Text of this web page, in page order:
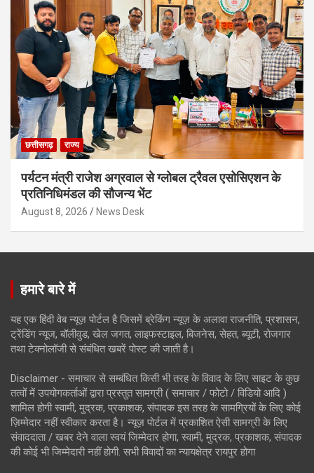
छत्तीसगढ़ राज्य
पर्यटन मंत्री राजेश अग्रवाल से ग्लोबल ट्रैवल एसोसिएशन के
प्रतिनिधिमंडल की सौजन्य भेंट
August 8, 2026 News Desk
हमारे बारे में
यह एक हिंदी वेब न्यूज़ पोर्टल है जिसमें ब्रेकिंग न्यूज़ के अलावा राजनीति, प्रशासन,
ट्रेंडिंग न्यूज, बॉलीवुड, खेल जगत, लाइफस्टाइल, बिजनेस, सेहत, ब्यूटी, रोजगार
तथा टेक्नोलॉजी से संबंधित खबरें पोस्ट की जाती है।
Disclaimer - समाचार से सम्बंधित किसी भी तरह के विवाद के लिए साइट के कुछ
तत्वों में उपयोगकर्ताओं द्वारा प्रस्तुत सामग्री ( समाचार / फोटो / विडियो आदि )
शामिल होगी स्वामी, मुद्रक, प्रकाशक, संपादक इस तरह के सामग्रियों के लिए कोई
ज़िम्मेदार नहीं स्वीकार करता है। न्यूज़ पोर्टल में प्रकाशित ऐसी सामग्री के लिए
संवाददाता / खबर देने वाला स्वयं जिम्मेदार होगा, स्वामी, मुद्रक, प्रकाशक, संपादक
की कोई भी जिम्मेदारी नहीं होगी. सभी विवादों का न्यायक्षेत्र रायपुर होगा